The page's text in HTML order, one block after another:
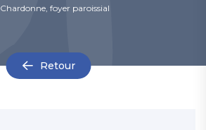
Chardonne, foyer paroissial
Retour